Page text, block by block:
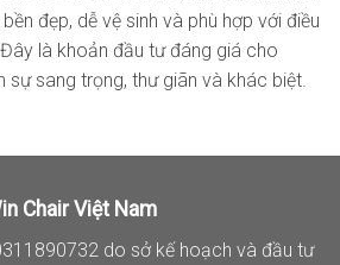
đẹp, dễ vệ sinh và phù hợp với điều
là khoản đầu tư đáng giá cho
sự sang trọng, thư giãn và khác biệt.
Chair Việt Nam
do sở kế hoạch và đầu tư